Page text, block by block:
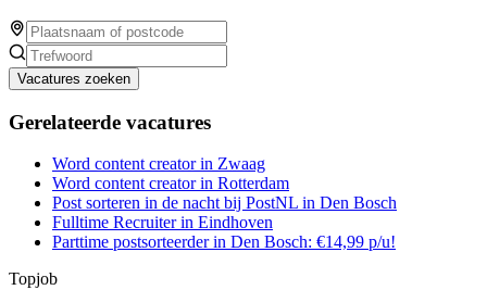
Vacatures zoeken
Gerelateerde vacatures
Word content creator in Zwaag
Word content creator in Rotterdam
Post sorteren in de nacht bij PostNL in Den Bosch
Fulltime Recruiter in Eindhoven
Parttime postsorteerder in Den Bosch: €14,99 p/u!
Topjob